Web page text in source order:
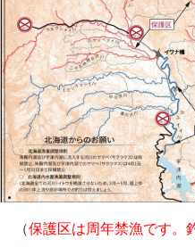
（保護区は周年禁漁です。